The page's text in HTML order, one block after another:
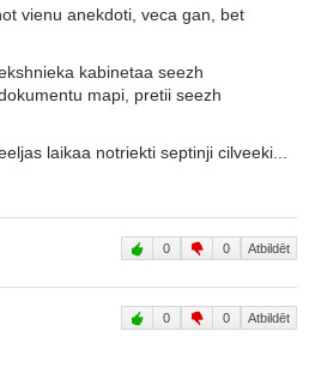
vienu anekdoti, veca gan, bet
kabinetaa seezh
mapi, pretii seezh
laikaa notriekti septinji cilveeki...
0 0 Atbildēt
0 0 Atbildēt